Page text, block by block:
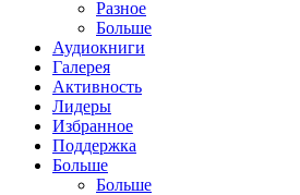
Разное
Больше
Аудиокниги
Галерея
Активность
Лидеры
Избранное
Поддержка
Больше
Больше